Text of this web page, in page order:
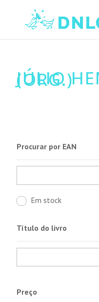
JÚLIO
(ORG.)
Procurar por EAN
Em stock
Título do livro
Preço